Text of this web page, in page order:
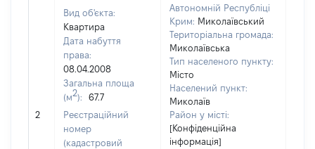
2
Вид об'єкта:
Квартира
Дата набуття
права:
08.04.2008
Загальна площа
(м2):
67.7
Реєстраційний
номер
(кадастровий
Автономній Республіці
Крим: Миколаївський
Територіальна громада:
Миколаївська
Тип населеного пункту:
Місто
Населений пункт:
Миколаїв
Район у місті:
[Конфіденційна
інформація]